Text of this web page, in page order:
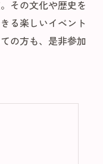
その文化や歴史を
る楽しいイベント
の方も、是非参加